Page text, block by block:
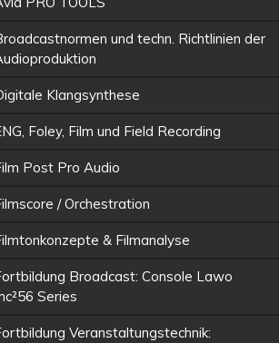
und techn. Richtlinien der
Klangsynthese
Foley, Film und Field Recording
Post Pro Audio
/ Orchestration
& Filmanalyse
Broadcast: Console Lawo
Series
Veranstaltungstechnik: